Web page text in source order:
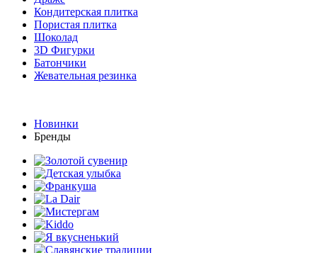
Кондитерская плитка
Пористая плитка
Шоколад
3D Фигурки
Батончики
Жевательная резинка
Новинки
Бренды